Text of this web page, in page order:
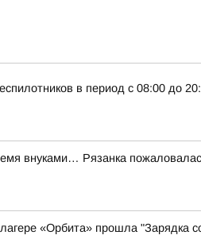
в период с 08:00 до
внуками… Рязанка
«Орбита» прошла "Зарядка